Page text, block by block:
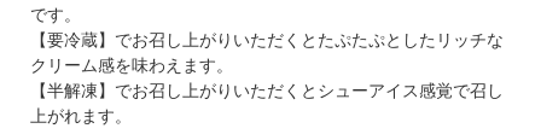
です。
【要冷蔵】でお召し上がりいただくとたぷたぷとしたリッチな
クリーム感を味わえます。
【半解凍】でお召し上がりいただくとシューアイス感覚で召し
上がれます。